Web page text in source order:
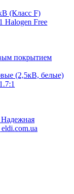
(Класс F)
Halogen Free
покрытием
(2,5кВ, белые)